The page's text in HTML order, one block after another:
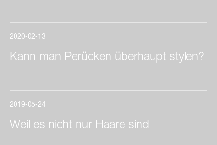
2020-02-13
Kann man Perücken überhaupt stylen?
2019-05-24
Weil es nicht nur Haare sind